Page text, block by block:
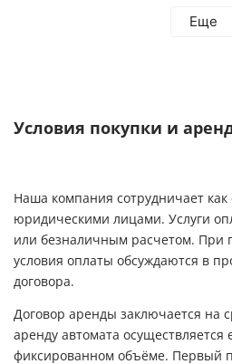
установили оборудование.
благодарим за
Еще
Условия покупки и
Наша компания сотрудничает как
юридическими лицами. Услуги
или безналичным расчетом. При
условия оплаты обсуждаются в
договора.
Договор аренды заключается на
аренду автомата осуществляется
фиксированном объёме. Первый